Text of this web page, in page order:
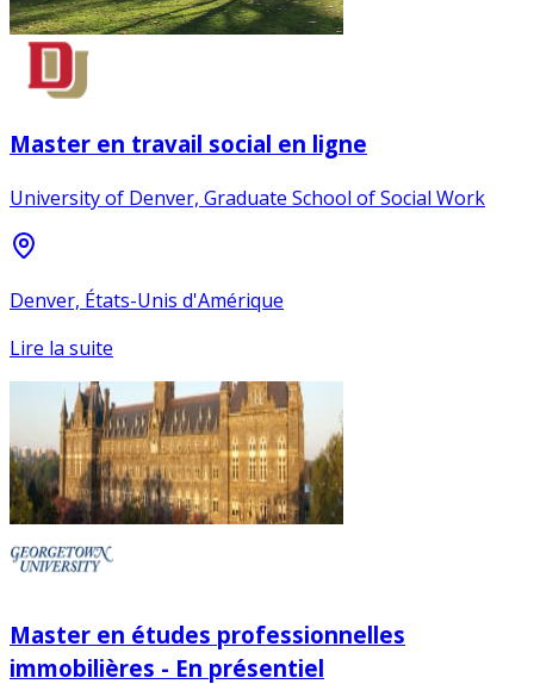
Master en travail social en ligne
University of Denver, Graduate School of Social Work
Denver, États-Unis d'Amérique
Lire la suite
Master en études professionnelles
immobilières - En présentiel